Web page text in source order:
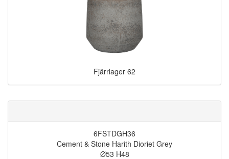
Fjärrlager 62
6FSTDGH36
Cement & Stone Harith Dioriet Grey
Ø53 H48